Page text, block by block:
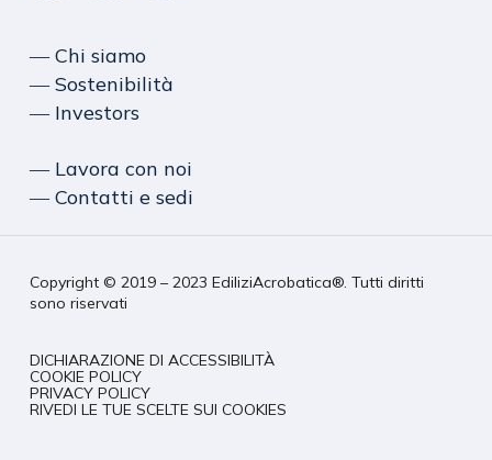
― Chi siamo
― Sostenibilità
― Investors
― Lavora con noi
― Contatti e sedi
Copyright © 2019 – 2023 EdiliziAcrobatica®. Tutti diritti
sono riservati
DICHIARAZIONE DI ACCESSIBILITÀ
COOKIE POLICY
PRIVACY POLICY
RIVEDI LE TUE SCELTE SUI COOKIES